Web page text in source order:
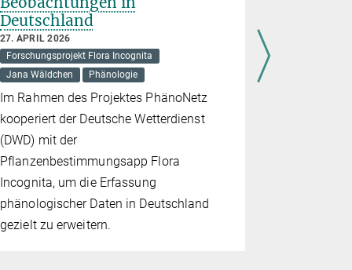
Deutschland
27. APRIL 2026
Forschungsprojekt Flora Incognita
Jana Wäldchen
Phänologie
Im Rahmen des Projektes PhänoNetz
kooperiert der Deutsche Wetterdienst
(DWD) mit der
Pflanzenbestimmungsapp Flora
Incognita, um die Erfassung
phänologischer Daten in Deutschland
gezielt zu erweitern.